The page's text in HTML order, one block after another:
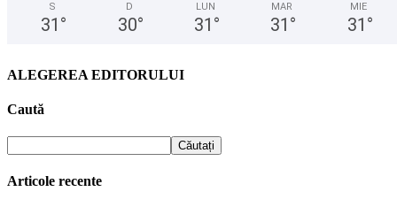
S
31 °
D
30°
LUN
31 °
MAR
31 °
MIE
31 °
ALEGEREA EDITORULUI
Caută
Articole recente